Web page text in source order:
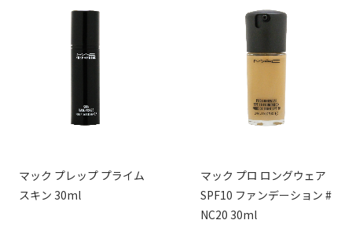
マック プレップ プライム
スキン 30ml
マック プロ ロングウェア
SPF10 ファンデーション #
NC20 30ml